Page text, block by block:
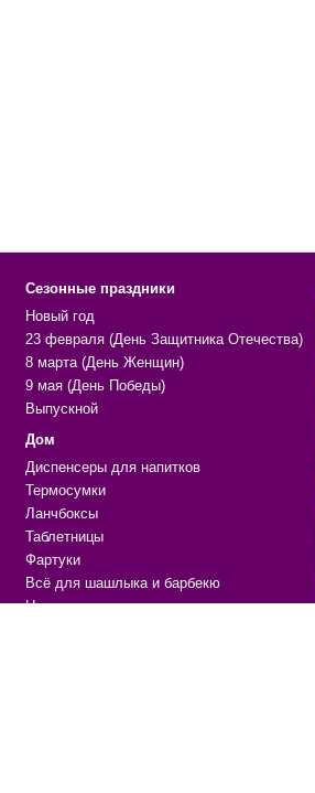
Сезонные праздники
Новый год
23 февраля (День Защитника Отечества)
8 марта (День Женщин)
9 мая (День Победы)
Выпускной
Дом
Диспенсеры для напитков
Термосумки
Ланчбоксы
Таблетницы
Фартуки
Всё для шашлыка и барбекю
Нитяные шторы